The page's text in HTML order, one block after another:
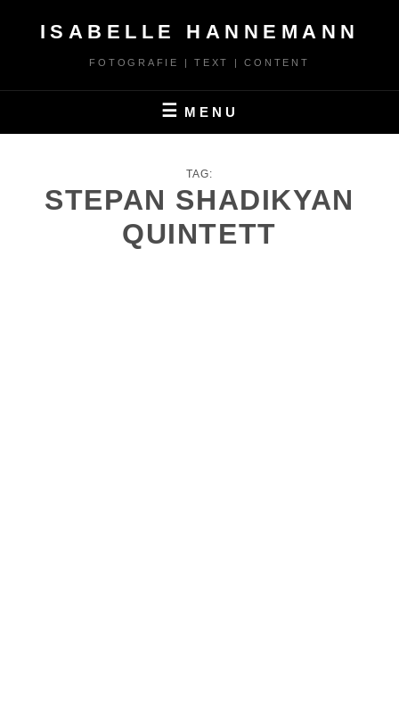
ISABELLE HANNEMANN
FOTOGRAFIE | TEXT | CONTENT
MENU
TAG:
STEPAN SHADIKYAN
QUINTETT